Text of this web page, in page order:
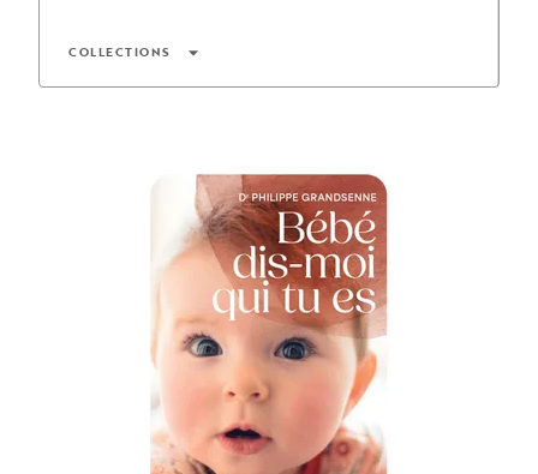
COLLECTIONS arrow_drop_down